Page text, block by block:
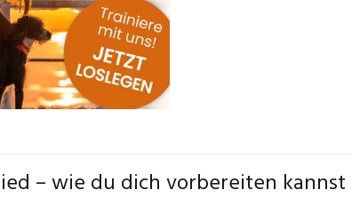
– wie du dich vorbereiten kannst